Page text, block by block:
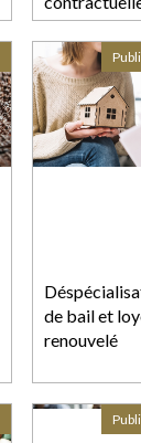
à la
quinquennale
de bail et
renouvelé